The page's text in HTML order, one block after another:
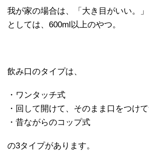
我が家の場合は、「大き目がいい。
としては、600ml以上のやつ。
飲み口のタイプは、
・ワンタッチ式
・回して開けて、そのまま口をつけ
・昔ながらのコップ式
の3タイプがあります。